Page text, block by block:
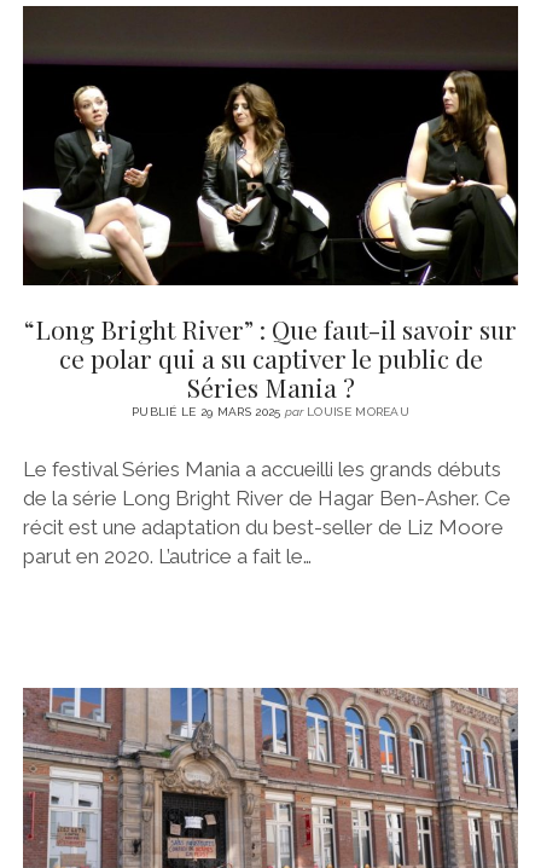
“Long Bright River” : Que faut-il savoir sur
ce polar qui a su captiver le public de
Séries Mania ?
PUBLIÉ LE 29 MARS 2025 parLOUISE MOREAU
Le festival Séries Mania a accueilli les grands débuts
de la série Long Bright River de Hagar Ben-Asher. Ce
récit est une adaptation du best-seller de Liz Moore
parut en 2020. L’autrice a fait le…